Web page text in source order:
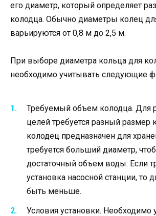
его диаметр, который определяет
колодца. Обычно диаметры колец
варьируются от 0,8 м до 2,5 м.
При выборе диаметра кольца для
необходимо учитывать следующие
Требуемый объем колодца. Для
целей требуется разный размер
колодец предназначен для
требуется больший диаметр,
достаточный объем воды. Если
установка насосной станции, то
быть меньше.
Условия установки. Необходимо